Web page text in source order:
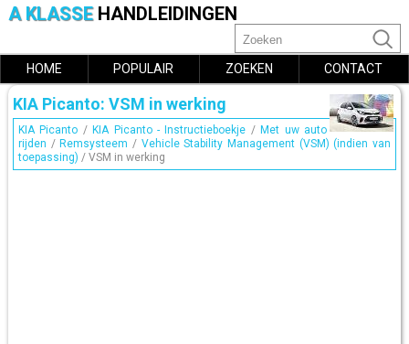
A KLASSE HANDLEIDINGEN
HOME POPULAIR ZOEKEN CONTACT
KIA Picanto: VSM in werking
KIA Picanto / KIA Picanto - Instructieboekje / Met uw auto
rijden / Remsysteem / Vehicle Stability Management (VSM) (indien van
toepassing) / VSM in werking